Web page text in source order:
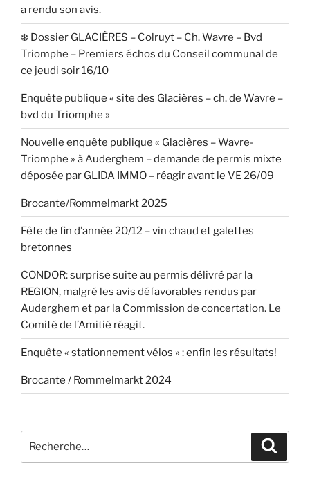
a rendu son avis.
❄️ Dossier GLACIÈRES – Colruyt – Ch. Wavre – Bvd
Triomphe – Premiers échos du Conseil communal de
ce jeudi soir 16/10
Enquête publique « site des Glacières – ch. de Wavre –
bvd du Triomphe »
Nouvelle enquête publique « Glacières – Wavre-
Triomphe » à Auderghem – demande de permis mixte
déposée par GLIDA IMMO – réagir avant le VE 26/09
Brocante/Rommelmarkt 2025
Fête de fin d’année 20/12 – vin chaud et galettes
bretonnes
CONDOR: surprise suite au permis délivré par la
REGION, malgré les avis défavorables rendus par
Auderghem et par la Commission de concertation. Le
Comité de l’Amitié réagit.
Enquête « stationnement vélos » : enfin les résultats!
Brocante / Rommelmarkt 2024
pour